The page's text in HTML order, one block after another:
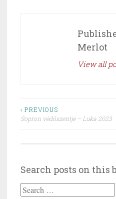
Merlot
View all
Post
‹ PREVIOUS
Sopron védőszentje – Luka 2023
Search posts on this
Search